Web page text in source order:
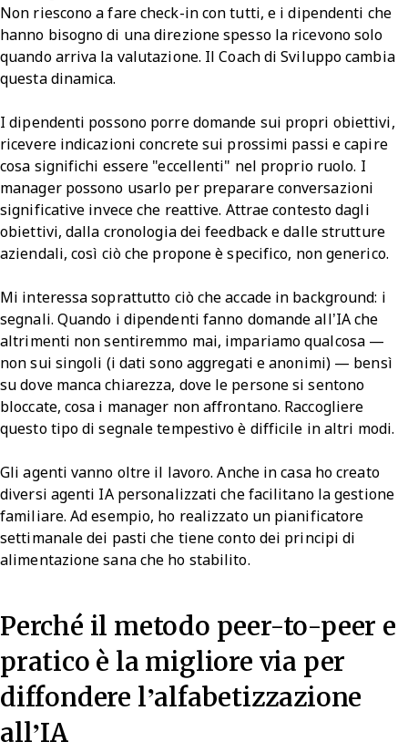
Non riescono a fare check-in con tutti, e i dipendenti che
hanno bisogno di una direzione spesso la ricevono solo
quando arriva la valutazione. Il Coach di Sviluppo cambia
questa dinamica.
I dipendenti possono porre domande sui propri obiettivi,
ricevere indicazioni concrete sui prossimi passi e capire
cosa significhi essere "eccellenti" nel proprio ruolo. I
manager possono usarlo per preparare conversazioni
significative invece che reattive. Attrae contesto dagli
obiettivi, dalla cronologia dei feedback e dalle strutture
aziendali, così ciò che propone è specifico, non generico.
Mi interessa soprattutto ciò che accade in background: i
segnali. Quando i dipendenti fanno domande all’IA che
altrimenti non sentiremmo mai, impariamo qualcosa —
non sui singoli (i dati sono aggregati e anonimi) — bensì
su dove manca chiarezza, dove le persone si sentono
bloccate, cosa i manager non affrontano. Raccogliere
questo tipo di segnale tempestivo è difficile in altri modi.
Gli agenti vanno oltre il lavoro. Anche in casa ho creato
diversi agenti IA personalizzati che facilitano la gestione
familiare. Ad esempio, ho realizzato un pianificatore
settimanale dei pasti che tiene conto dei principi di
alimentazione sana che ho stabilito.
Perché il metodo peer-to-peer e
pratico è la migliore via per
diffondere l’alfabetizzazione
all’IA